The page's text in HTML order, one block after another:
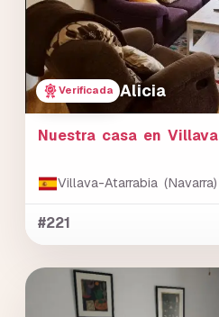
Verificada Alicia
Nuestra casa en Villava
Villava-Atarrabia (Navarra)
#221